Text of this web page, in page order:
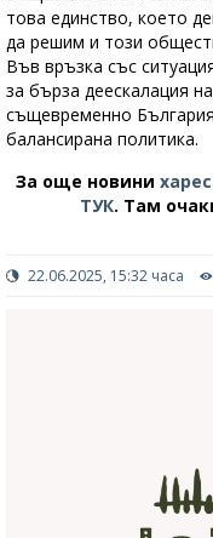
това единство, което
да решим и този
Във връзка със
за бърза деескалация
същевременно
балансирана политика.
За още новини
ТУК. Там
22.06.2025, 15:32 часа